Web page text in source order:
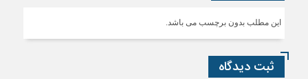
این مطلب بدون برچسب می باشد.
ثبت دیدگاه